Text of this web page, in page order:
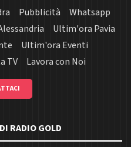
Pubblicità
Whatsapp
Ultim'ora Pavia
Ultim'ora Eventi
TV Lavora con Noi
RADIO GOLD